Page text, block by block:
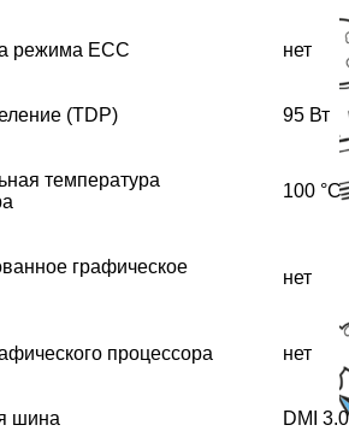
режима ECC нет
(TDP) 95 Вт
температура
100 °C
графическое
нет
процессора нет
шина DMI 3.0